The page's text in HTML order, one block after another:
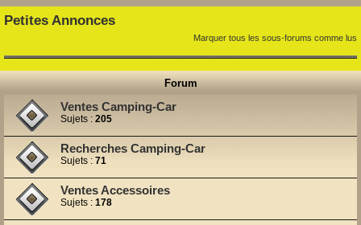
h
e
e
Petites Annonces
Marquer tous les sous-forums comme lus
Forum
Ventes Camping-Car
Sujets : 205
Recherches Camping-Car
Sujets : 71
Ventes Accessoires
Sujets : 178